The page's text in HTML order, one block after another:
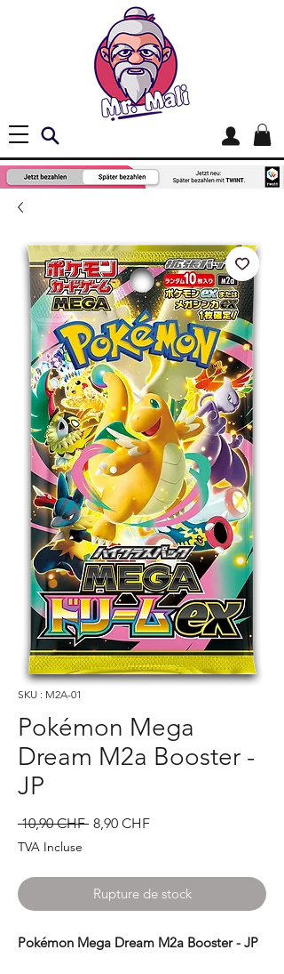
SKU : M2A-01
Pokémon Mega
Dream M2a Booster -
JP
10,90 CHF Prix
8,90 CHFPrix
TVA Incluse
Rupture de stock
Pokémon Mega Dream M2a Booster - JP